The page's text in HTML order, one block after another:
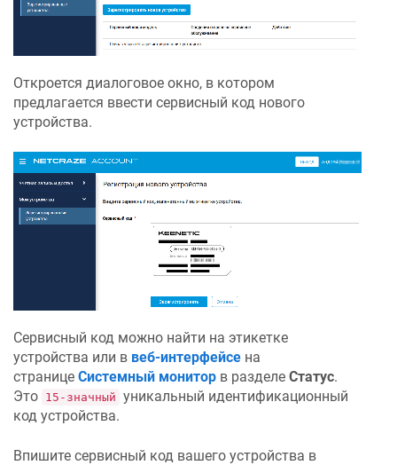
Откроется диалоговое окно, в котором
предлагается ввести сервисный код нового
устройства.
Сервисный код можно найти на этикетке
устройства или в веб-интерфейсе на
странице Системный монитор в разделе Статус.
Это 15-значный уникальный идентификационный
код устройства.
Впишите сервисный код вашего устройства в